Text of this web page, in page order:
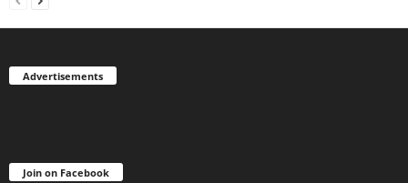
Advertisements
Join on Facebook